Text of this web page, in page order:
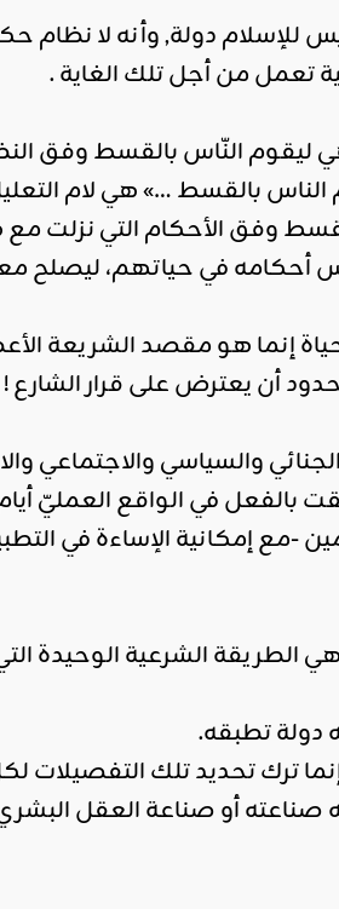
للإسلام دولة, وأنه لا نظام
تعمل من أجل تلك الغاية .
ليقوم النّاس بالقسط وفق
بالقسط …» هي لام التعليل،
وفق الأحكام التي نزلت مع
أحكامه في حياتهم،
إنما هو مقصد الشريعة
أن يعترض على قرار الشارع !
والسياسي والاجتماعي
في الواقع العمليّ
-مع إمكانية الإساءة في
هي الطريقة الشرعية الوحيدة
دولة تطبقه.
ترك تحديد تلك التفصيلات
صناعته أو صناعة العقل